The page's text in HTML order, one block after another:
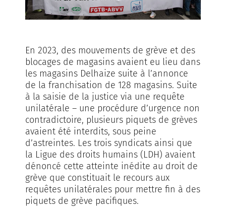
En 2023, des mouvements de grève et des
blocages de magasins avaient eu lieu dans
les magasins Delhaize suite à l’annonce
de la franchisation de 128 magasins. Suite
à la saisie de la justice via une requête
unilatérale – une procédure d’urgence non
contradictoire, plusieurs piquets de grèves
avaient été interdits, sous peine
d’astreintes. Les trois syndicats ainsi que
la Ligue des droits humains (LDH) avaient
dénoncé cette atteinte inédite au droit de
grève que constituait le recours aux
requêtes unilatérales pour mettre fin à des
piquets de grève pacifiques.